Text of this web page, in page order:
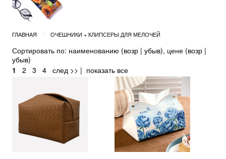
ГЛАВНАЯ ОЧЕШНИКИ + КЛИПСЕРЫ ДЛЯ МЕЛОЧЕЙ
Сортировать по: наименованию (возр | убыв), цене (возр |
убыв)
1
2 3 4 след >> | показать все